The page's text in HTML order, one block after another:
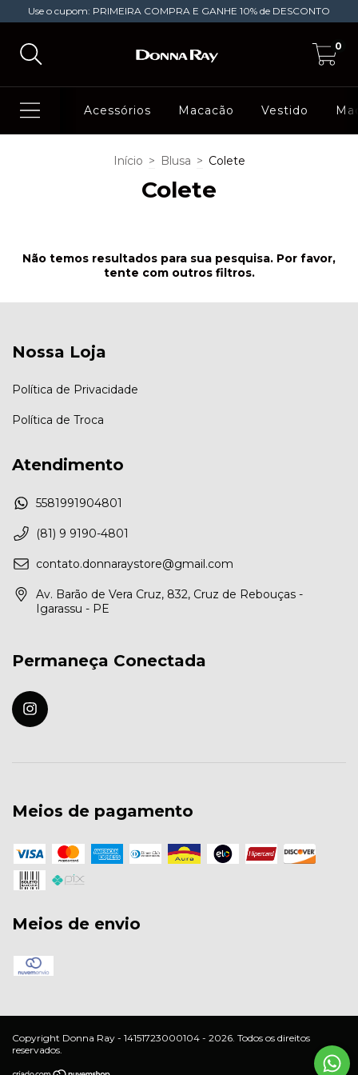
Use o cupom: PRIMEIRA COMPRA E GANHE 10% de DESCONTO
0
Acessórios Macacão Vestido
Início > Blusa > Colete
Colete
Não temos resultados para sua pesquisa. Por favor,
tente com outros filtros.
Nossa Loja
Política de Privacidade
Política de Troca
Atendimento
5581991904801
(81) 9 9190-4801
contato.donnaraystore@gmail.com
Av. Barão de Vera Cruz, 832, Cruz de Rebouças -
Igarassu - PE
Permaneça Conectada
Meios de pagamento
Meios de envio
Copyright Donna Ray - 14151723000104 - 2026. Todos os direitos
reservados.